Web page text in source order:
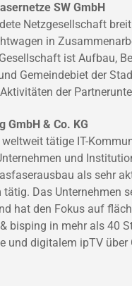
SW GmbH
Netzgesellschaft
in
ist Aufbau,
Gemeindebiet der
der
GmbH & Co. KG
weltweit tätige IT-
und
als sehr
Das Unternehmen
hat den Fokus auf
bisping in mehr als 40
und digitalem ipTV über